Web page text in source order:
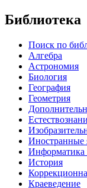
Библиотека
Поиск по
Алгебра
Астрономия
Биология
География
Геометрия
Иностранные
История
Краеведение